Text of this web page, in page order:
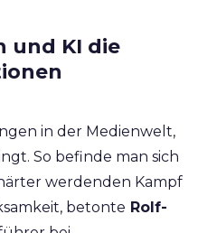
und KI die
in der Medienwelt,
So befinde man sich
werdenden Kampf
betonte Rolf-